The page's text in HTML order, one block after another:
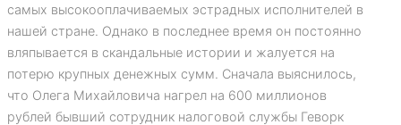
самых высокооплачиваемых эстрадных исполнителей в
нашей стране. Однако в последнее время он постоянно
вляпывается в скандальные истории и жалуется на
потерю крупных денежных сумм. Сначала выяснилось,
что Олега Михайловича нагрел на 600 миллионов
рублей бывший сотрудник налоговой службы Геворк